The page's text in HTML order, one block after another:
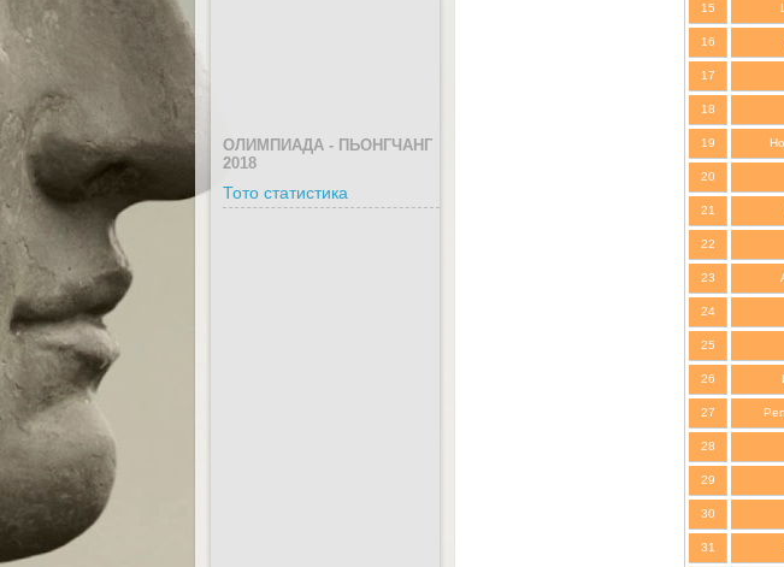
15
16
17
18
19
20
21
22
23
24
25
26
27
28
29
30
31
ОЛИМПИАДА - ПЬОНГЧАНГ
2018
Тото статистика